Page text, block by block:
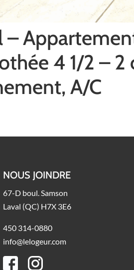
4 1/2 – 2
A/C
NOUS JOINDRE
67-D boul. Samson
Laval (QC) H7X 3E6
450 314-0880
info@lelogeur.com